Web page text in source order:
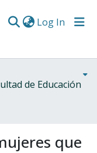
Log In
de Educación
que